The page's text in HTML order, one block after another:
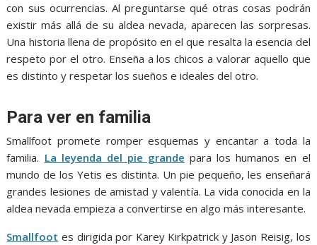
con sus ocurrencias. Al preguntarse qué otras cosas podrán
existir más allá de su aldea nevada, aparecen las sorpresas.
Una historia llena de propósito en el que resalta la esencia del
respeto por el otro. Enseña a los chicos a valorar aquello que
es distinto y respetar los sueños e ideales del otro.
Para ver en familia
Smallfoot promete romper esquemas y encantar a toda la
familia. La leyenda del pie grande para los humanos en el
mundo de los Yetis es distinta. Un pie pequeño, les enseñará
grandes lesiones de amistad y valentía. La vida conocida en la
aldea nevada empieza a convertirse en algo más interesante.
Smallfoot es dirigida por Karey Kirkpatrick y Jason Reisig, los